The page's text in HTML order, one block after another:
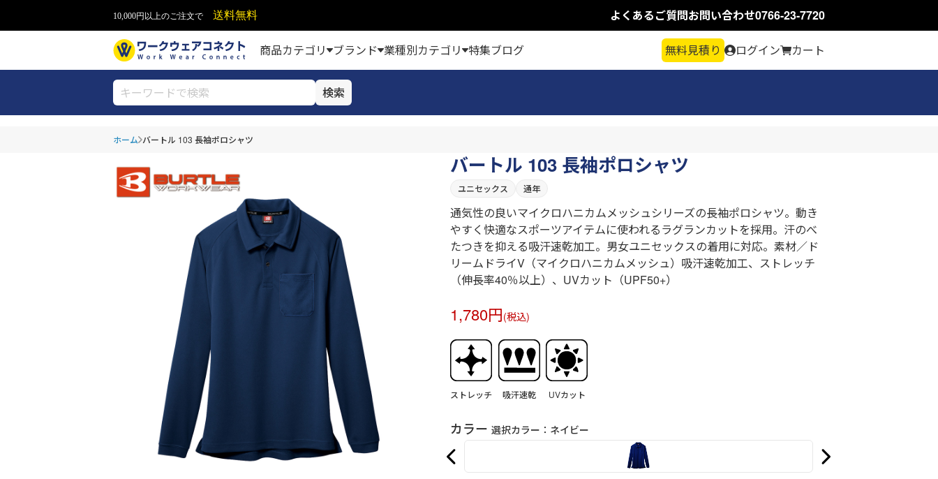
10,000円以上のご注文で 送料無料 よくあるご質問お問い合わせ0766-23-7720
商品カテゴリ ブランド 業種別カテゴリ 特集ブログ 無料見積り ログイン カート
検索
ホーム バートル 103 長袖ポロシャツ
バートル 103 長袖ポロシャツ
ユニセックス 通年
通気性の良いマイクロハニカムメッシュシリーズの長袖ポロシャツ。動き
やすく快適なスポーツアイテムに使われるラグランカットを採用。汗のべ
たつきを抑える吸汗速乾加工。男女ユニセックスの着用に対応。素材／ド
リームドライV（マイクロハニカムメッシュ）吸汗速乾加工、ストレッチ
（伸長率40％以上）、UVカット（UPF50+）
1,780円(税込)
ストレッチ 吸汗速乾 UVカット
カラー 選択カラー： ネイビー